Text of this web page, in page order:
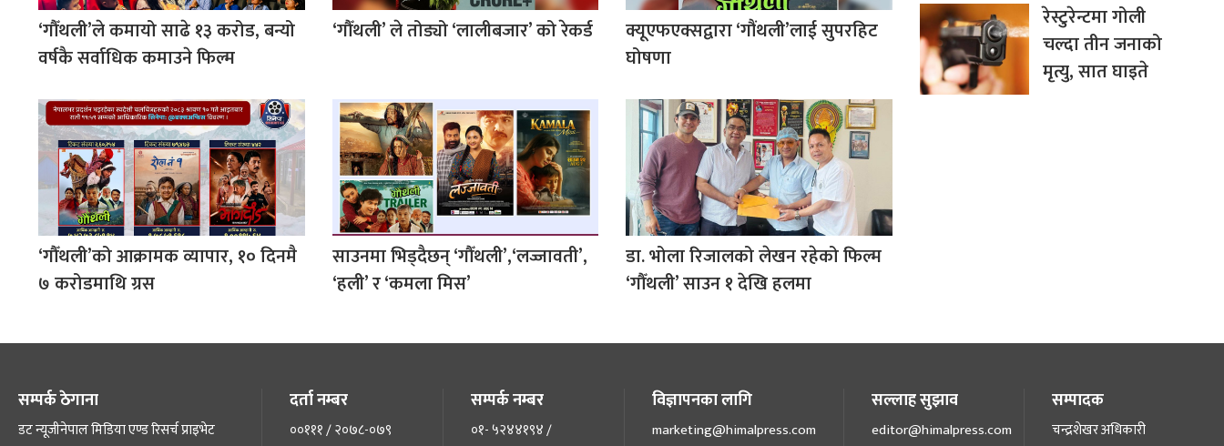
‘गौँथली’ले कमायो साढे १३ करोड, बन्यो
वर्षकै सर्वाधिक कमाउने फिल्म
‘गौँथली’ ले तोड्यो ‘लालीबजार’ को रेकर्ड
क्यूएफएक्सद्वारा ‘गौंथली’लाई सुपरहिट
घोषणा
‘गौँथली’को आक्रामक व्यापार, १० दिनमै
७ करोडमाथि ग्रस
साउनमा भिड्दैछन् ‘गौँथली’,‘लज्जावती’,
‘हली’ र ‘कमला मिस’
डा. भोला रिजालको लेखन रहेको फिल्म
‘गौँथली’ साउन १ देखि हलमा
रेस्टुरेन्टमा गोली
चल्दा तीन जनाको
मृत्यु, सात घाइते
सम्पर्क ठेगाना
डट न्यूजीनेपाल मिडिया एण्ड रिसर्च प्राइभेट
दर्ता नम्बर
००१११ / २०७८-०७९
सम्पर्क नम्बर
०१- ५२४४१९४ /
विज्ञापनका लागि
marketing@himalpress.com
सल्लाह सुझाव
editor@himalpress.com
सम्पादक
चन्द्रशेखर अधिकारी